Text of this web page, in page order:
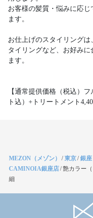
お客様の髪質・悩みに応
ます。
お仕上げのスタイリング
タイリングなど、お好み
ます。
【通常提供価格（税込）
ト込）+トリートメント
MEZON（メゾン） /東京/銀
CAMINOIA銀座店/艶カラー
細